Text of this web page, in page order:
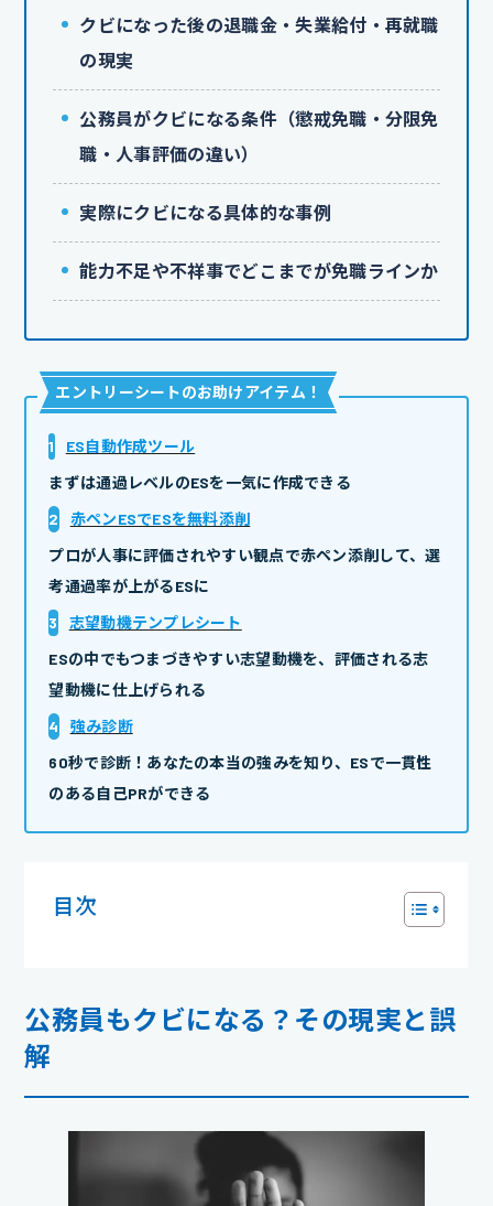
クビになった後の退職金・失業給付・再就職
の現実
公務員がクビになる条件（懲戒免職・分限免
職・人事評価の違い）
実際にクビになる具体的な事例
能力不足や不祥事でどこまでが免職ラインか
エントリーシートのお助けアイテム ！
1
ES自動作成ツール
まずは通過レベルのESを一気に作成できる
2
赤ペンESでESを無料添削
プロが人事に評価されやすい観点で赤ペン添削して、選
考通過率が上がるESに
3
志望動機テンプレシート
ESの中でもつまづきやすい志望動機を、評価される志
望動機に仕上げられる
4
強み診断
60秒で診断！あなたの本当の強みを知り、ESで一貫性
のある自己PRができる
目次
公務員もクビになる？その現実と誤
解